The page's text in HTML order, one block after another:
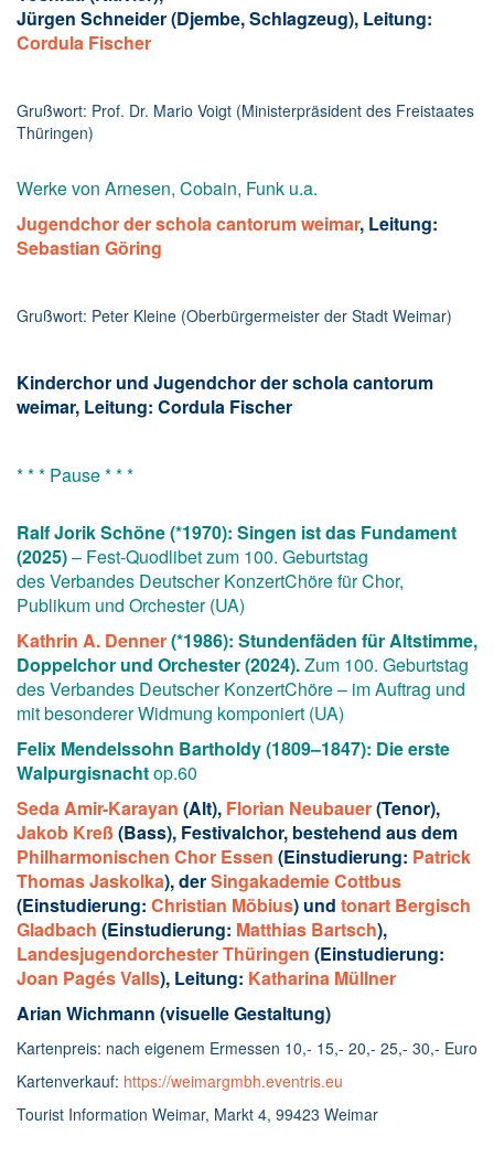
Jürgen Schneider (Djembe, Schlagzeug), Leitung:
Cordula Fischer
Grußwort: Prof. Dr. Mario Voigt (Ministerpräsident des Freistaates
Thüringen)
Werke von Arnesen, Cobain, Funk u.a.
Jugendchor der schola cantorum weimar, Leitung:
Sebastian Göring
Grußwort: Peter Kleine (Oberbürgermeister der Stadt Weimar)
Kinderchor und Jugendchor der schola cantorum
weimar, Leitung: Cordula Fischer
* * * Pause * * *
Ralf Jorik Schöne (*1970): Singen ist das Fundament
(2025)– Fest-Quodlibet zum 100. Geburtstag
desVerbandes Deutscher KonzertChörefür Chor,
Publikum und Orchester (UA)
Kathrin A. Denner(*1986): Stundenfäden für Altstimme,
Doppelchor und Orchester (2024).Zum 100. Geburtstag
des Verbandes Deutscher KonzertChöre – im Auftrag und
mit besonderer Widmung komponiert (UA)
Felix Mendelssohn Bartholdy (1809–1847): Die erste
Walpurgisnachtop.60
Seda Amir-Karayan (Alt), Florian Neubauer(Tenor),
Jakob Kreß(Bass), Festivalchor, bestehend aus dem
Philharmonischen Chor Essen (Einstudierung: Patrick
Thomas Jaskolka), derSingakademie Cottbus
(Einstudierung: Christian Möbius) und tonart Bergisch
Gladbach (Einstudierung: Matthias Bartsch),
Landesjugendorchester Thüringen (Einstudierung:
Joan Pagés Valls), Leitung: Katharina Müllner
Arian Wichmann (visuelle Gestaltung)
Kartenpreis: nach eigenem Ermessen 10,- 15,- 20,- 25,- 30,- Euro
Kartenverkauf: https://weimargmbh.eventris.eu
Tourist Information Weimar, Markt 4, 99423 Weimar